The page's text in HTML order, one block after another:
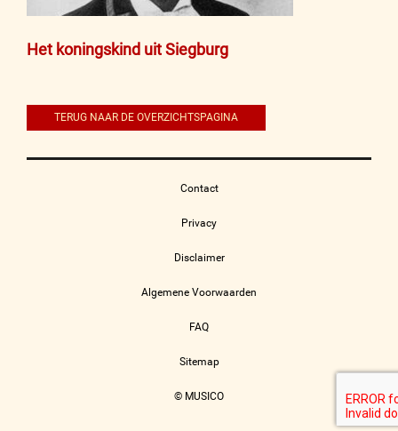
Bericht
Het koningskind uit Siegburg
TERUG NAAR DE OVERZICHTSPAGINA
Contact
Privacy
Disclaimer
Algemene Voorwaarden
FAQ
Sitemap
© MUSICO